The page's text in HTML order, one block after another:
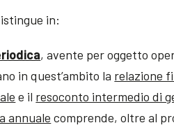
in:
, avente per oggetto
in quest’ambito la relazione
e il resoconto intermedio di
annuale comprende, oltre al